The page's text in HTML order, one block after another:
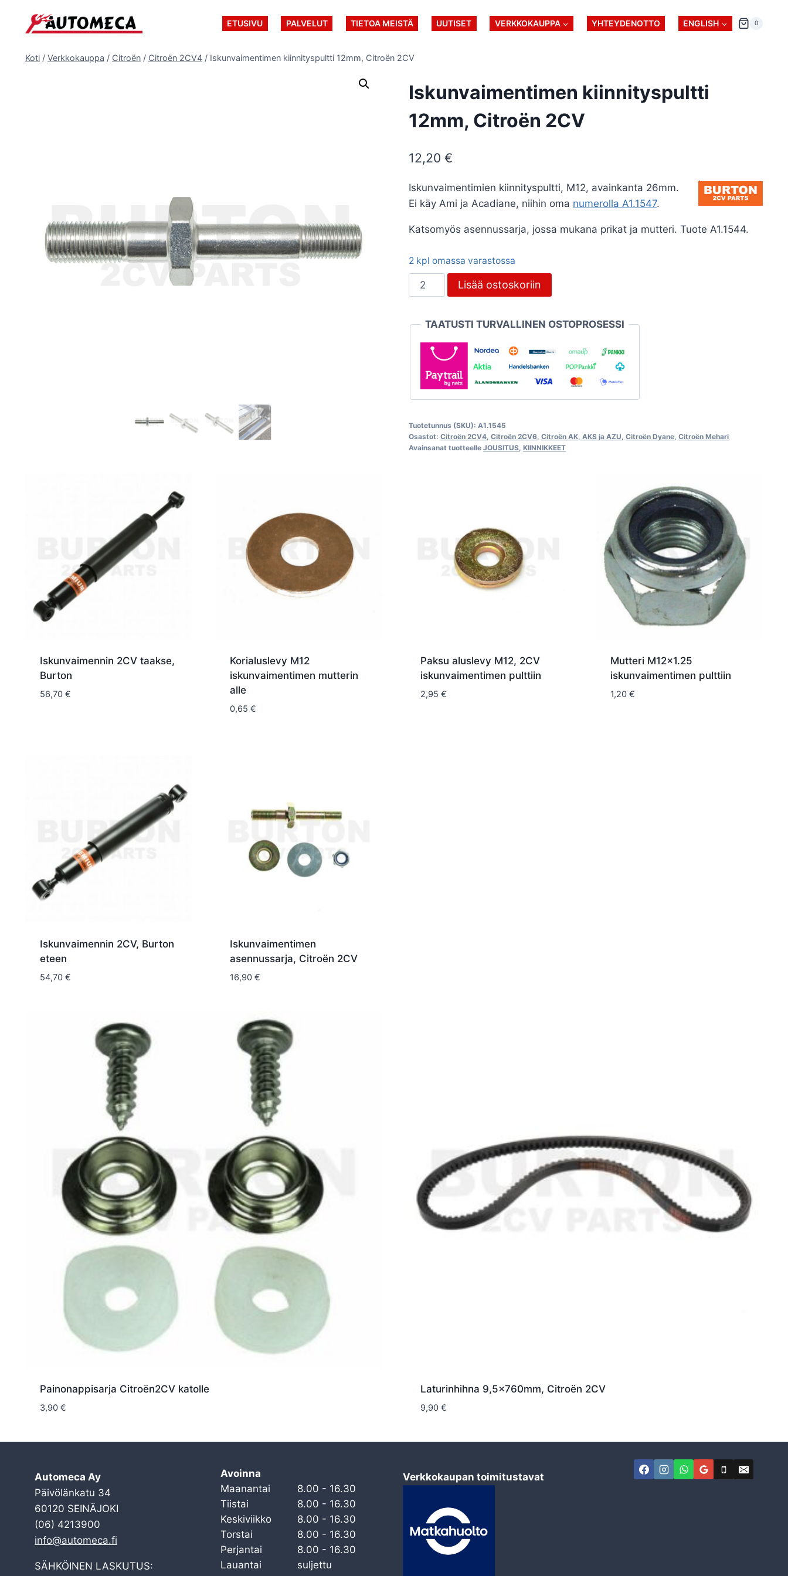
sisältöön
ETUSIVU PALVELUT TIETOA MEISTÄ UUTISET VERKKOKAUPPA YHTEYDENOTTO ENGLISH 0
Koti / Verkkokauppa / Citroën / Citroën 2CV4 / Iskunvaimentimen kiinnityspultti 12mm, Citroën 2CV
Iskunvaimentimen kiinnityspultti
12mm, Citroën 2CV
12,20€
Iskunvaimentimien kiinnityspultti, M12, avainkanta 26mm.
Ei käy Ami ja Acadiane, niihin oma numerolla A1.1547.
Katsomyös asennussarja, jossa mukana prikat ja mutteri. Tuote A1.1544.
2 kpl omassa varastossa
Iskunvaimentimen
kiinnityspultti
Citroën
2CV
määrä
Lisää ostoskoriin
TAATUSTI TURVALLINEN OSTOPROSESSI
Tuotetunnus (SKU):A1.1545
Osastot:Citroën 2CV4 ,Citroën 2CV6 ,Citroën AK, AKS ja AZU ,Citroën Dyane ,Citroën Mehari
Avainsanat tuotteelleJOUSITUS ,KIINNIKKEET
Iskunvaimennin 2CV taakse,
Burton
56,70 €
Korialuslevy M12
iskunvaimentimen mutterin
alle
0,65 €
Paksu aluslevy M12, 2CV
iskunvaimentimen pulttiin
2,95 €
Mutteri M12x1.25
iskunvaimentimen pulttiin
1,20 €
Iskunvaimennin 2CV, Burton
eteen
54,70 €
Iskunvaimentimen
asennussarja, Citroën 2CV
16,90 €
Painonappisarja Citroën2CV katolle
3,90 €
Laturinhihna 9,5x760mm, Citroën 2CV
9,90 €
Automeca Ay
Päivölänkatu 34
60120 SEINÄJOKI
(06) 4213900
info@automeca.fi
SÄHKÖINEN LASKUTUS:
Avoinna
Maanantai
8.00 - 16.30
Tiistai
8.00 - 16.30
Keskiviikko
8.00 - 16.30
Torstai
8.00 - 16.30
Perjantai
8.00 - 16.30
Lauantai
suljettu
Verkkokaupan toimitustavat